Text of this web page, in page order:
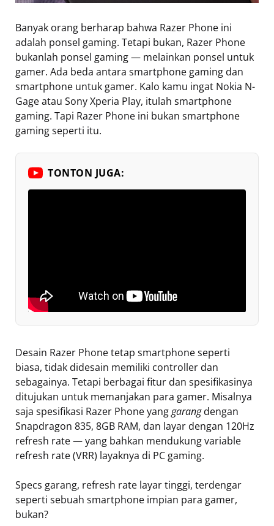
Banyak orang berharap bahwa Razer Phone ini
adalah ponsel gaming. Tetapi bukan, Razer Phone
bukanlah ponsel gaming — melainkan ponsel untuk
gamer. Ada beda antara smartphone gaming dan
smartphone untuk gamer. Kalo kamu ingat Nokia N-
Gage atau Sony Xperia Play, itulah smartphone
gaming. Tapi Razer Phone ini bukan smartphone
gaming seperti itu.
TONTON JUGA:
Desain Razer Phone tetap smartphone seperti
biasa, tidak didesain memiliki controller dan
sebagainya. Tetapi berbagai fitur dan spesifikasinya
ditujukan untuk memanjakan para gamer. Misalnya
saja spesifikasi Razer Phone yanggarangdengan
Snapdragon 835, 8GB RAM, dan layar dengan 120Hz
refresh rate — yang bahkan mendukung variable
refresh rate (VRR) layaknya di PC gaming.
Specs garang, refresh rate layar tinggi, terdengar
seperti sebuah smartphone impian para gamer,
bukan?